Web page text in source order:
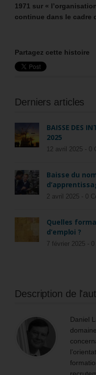
1971 sur «
continue dans le cadre
Partagez cette histoire
Derniers articles
BAISSE DES
2025
12 avril 2025 - 0
Baisse du
2 avril 2025 - 0
Quelles
d’emploi ?
7 février 2025 - 0
Description de
Daniel